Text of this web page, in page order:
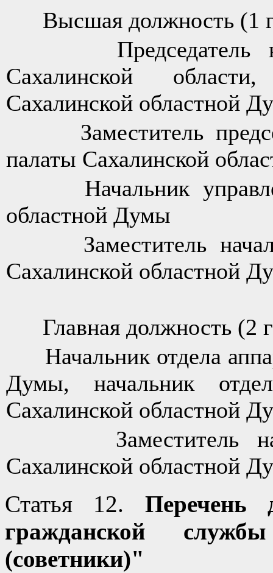
Высшая должность (1
Председатель
Сахалинской
Сахалинской областной
Заместитель
палаты Сахалинской
Начальник
областной Думы
Заместитель
Сахалинской областной
Главная должность (2
Начальник отдела
Думы, начальник
Сахалинской областной
Заместитель
Сахалинской областной
Статья 12. Перечень
гражданской
(советники)"